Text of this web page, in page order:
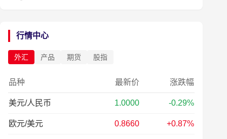
行情中心
外汇 产品 期货 股指
品种 最新价 涨跌幅
美元/人民币 1.0000 -0.29%
欧元/美元 0.8660 +0.87%